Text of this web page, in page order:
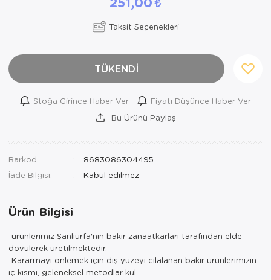
Taksit Seçenekleri
TÜKENDİ
Stoğa Girince Haber Ver
Fiyatı Düşünce Haber Ver
Bu Ürünü Paylaş
Barkod
8683086304495
İade Bilgisi:
Ürün Bilgisi
-ürünlerimiz Şanlıurfa'nın bakır zanaatkarları tarafından elde
dövülerek üretilmektedir.
-Kararmayı önlemek için dış yüzeyi cilalanan bakır ürünlerimizin
iç kısmı, geleneksel metodlar kul